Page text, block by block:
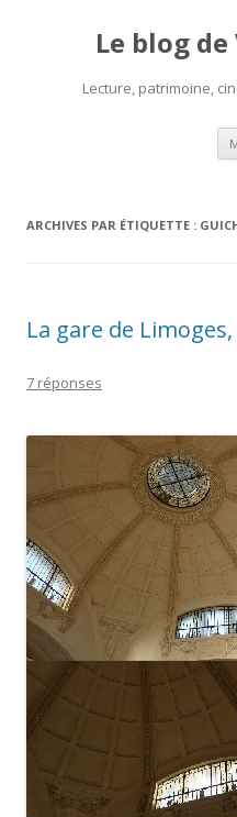
Le blog
Lecture, patrimoine,
ARCHIVES PAR ÉTIQUETTE :
La gare de
7 réponses